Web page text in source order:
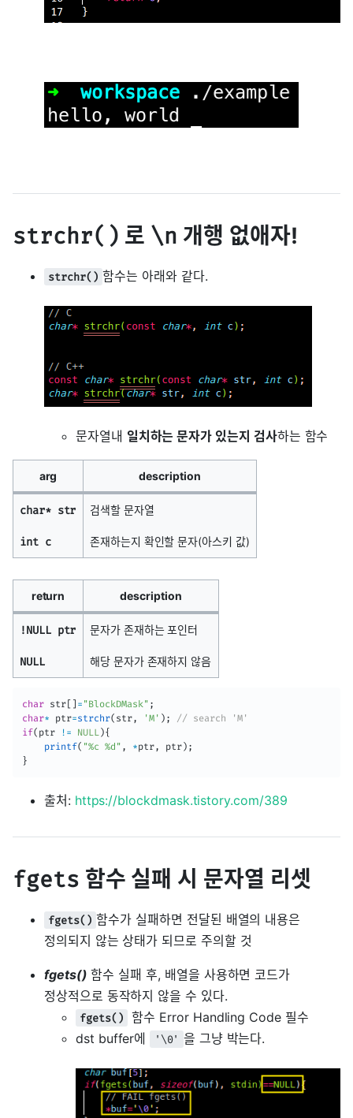
strchr() 로 \n 개행 없애자!
strchr() 함수는 아래와 같다.
문자열내 일치하는 문자가 있는지 검사하는 함수
arg description
char* str 검색할 문자열
int c 존재하는지 확인할 문자(아스키 값)
return description
!NULL ptr 문자가 존재하는 포인터
NULL 해당 문자가 존재하지 않음
char str[ ] = "BlockDMask" ;
char* ptr=strchr( str, 'M' ) ;
// search 'M'
if( ptr != NULL ){
printf( "%c %d" , *ptr, ptr) ;
}
출처: https://blockdmask.tistory.com/389
fgets 함수 실패 시 문자열 리셋
fgets() 함수가 실패하면 전달된 배열의 내용은
정의되지 않는 상태가 되므로 주의할 것
fgets() 함수 실패 후, 배열을 사용하면 코드가
정상적으로 동작하지 않을 수 있다.
fgets()
함수 Error Handling Code 필수
dst buffer에
'\0' 을 그냥 박는다.